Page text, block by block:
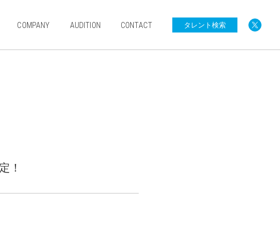
COMPANY AUDITION CONTACT タレント検索
！